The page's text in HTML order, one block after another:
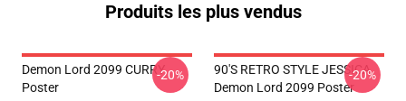
Produits les plus vendus
Demon Lord 2099 CURRY
Poster
-20%
90'S RETRO STYLE JESSICA
Demon Lord 2099 Poster
-20%